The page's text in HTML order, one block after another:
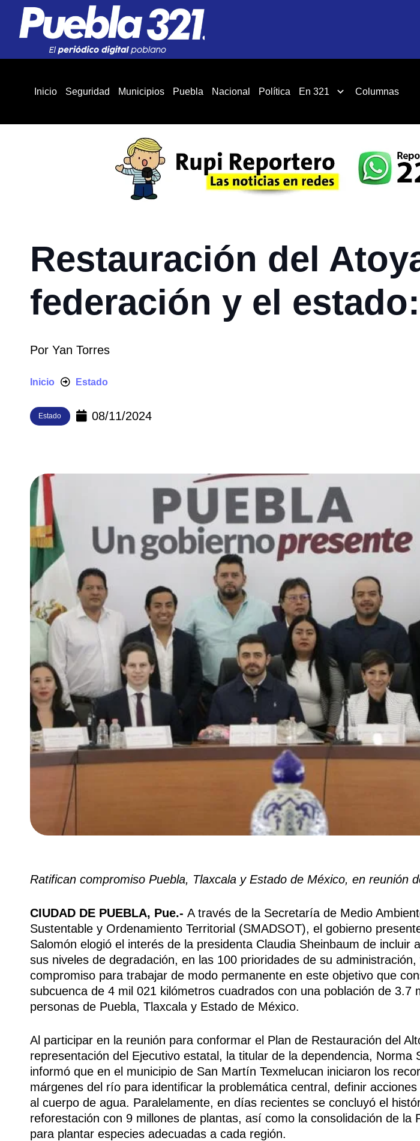
Inicio Seguridad Municipios Puebla Nacional Política En 321 Columnas
Restauración del
federación y el
Por Yan Torres
Inicio Estado
Estado 08/11/2024
Ratifican compromiso Puebla, Tlaxcala y Estado de México, en reunión
CIUDAD DE PUEBLA, Pue.- A través de la Secretaría de Medio
Sustentable y Ordenamiento Territorial (SMADSOT), el gobierno
Salomón elogió el interés de la presidenta Claudia Sheinbaum de incluir
sus niveles de degradación, en las 100 prioridades de su administración,
compromiso para trabajar de modo permanente en este objetivo que
subcuenca de 4 mil 021 kilómetros cuadrados con una población de 3.7
personas de Puebla, Tlaxcala y Estado de México.
Al participar en la reunión para conformar el Plan de Restauración del
representación del Ejecutivo estatal, la titular de la dependencia, Norma
informó que en el municipio de San Martín Texmelucan iniciaron los
márgenes del río para identificar la problemática central, definir
al cuerpo de agua. Paralelamente, en días recientes se concluyó el
reforestación con 9 millones de plantas, así como la consolidación de la
para plantar especies adecuadas a cada región.